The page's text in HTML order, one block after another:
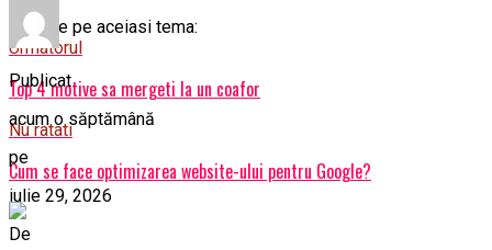
Articole pe aceiasi tema:
Urmatorul
Top 4 motive sa mergeti la un coafor
Nu ratati
Cum se face optimizarea website-ului pentru Google?
Publicat
acum o săptămână
pe
iulie 29, 2026
De